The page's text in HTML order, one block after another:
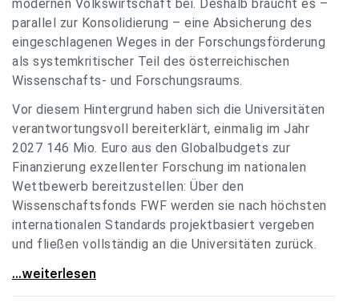
modernen Volkswirtschaft bei. Deshalb braucht es –
parallel zur Konsolidierung – eine Absicherung des
eingeschlagenen Weges in der Forschungsförderung
als systemkritischer Teil des österreichischen
Wissenschafts- und Forschungsraums.
Vor diesem Hintergrund haben sich die Universitäten
verantwortungsvoll bereiterklärt, einmalig im Jahr
2027 146 Mio. Euro aus den Globalbudgets zur
Finanzierung exzellenter Forschung im nationalen
Wettbewerb bereitzustellen: Über den
Wissenschaftsfonds FWF werden sie nach höchsten
internationalen Standards projektbasiert vergeben
und fließen vollständig an die Universitäten zurück.
Gemeinsam für einen starken Wissenschafts- und
...weiterlesen